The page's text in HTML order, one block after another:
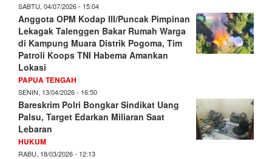
SABTU, 04/07/2026 - 15:04
Anggota OPM Kodap III/Puncak Pimpinan
Lekagak Talenggen Bakar Rumah Warga
di Kampung Muara Distrik Pogoma, Tim
Patroli Koops TNI Habema Amankan
Lokasi
PAPUA TENGAH
SENIN, 13/04/2026 - 16:50
Bareskrim Polri Bongkar Sindikat Uang
Palsu, Target Edarkan Miliaran Saat
Lebaran
HUKUM
RABU, 18/03/2026 - 12:13